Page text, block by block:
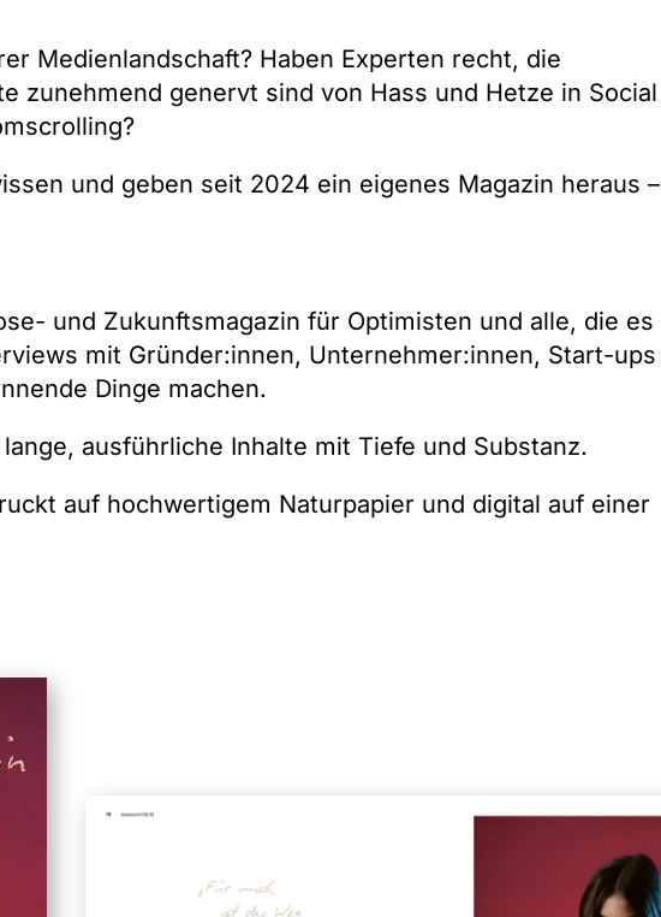
Medienlandschaft? Haben Experten recht, die
zunehmend genervt sind von Hass und Hetze in Social
und geben seit 2024 ein eigenes Magazin heraus –
und Zukunftsmagazin für Optimisten und alle, die es
mit Gründer:innen, Unternehmer:innen, Start-ups
Dinge machen.
ausführliche Inhalte mit Tiefe und Substanz.
auf hochwertigem Naturpapier und digital auf einer